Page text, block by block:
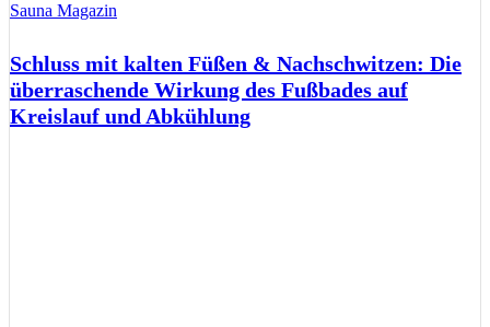
Sauna Magazin
Schluss mit kalten Füßen & Nachschwitzen: Die
überraschende Wirkung des Fußbades auf
Kreislauf und Abkühlung